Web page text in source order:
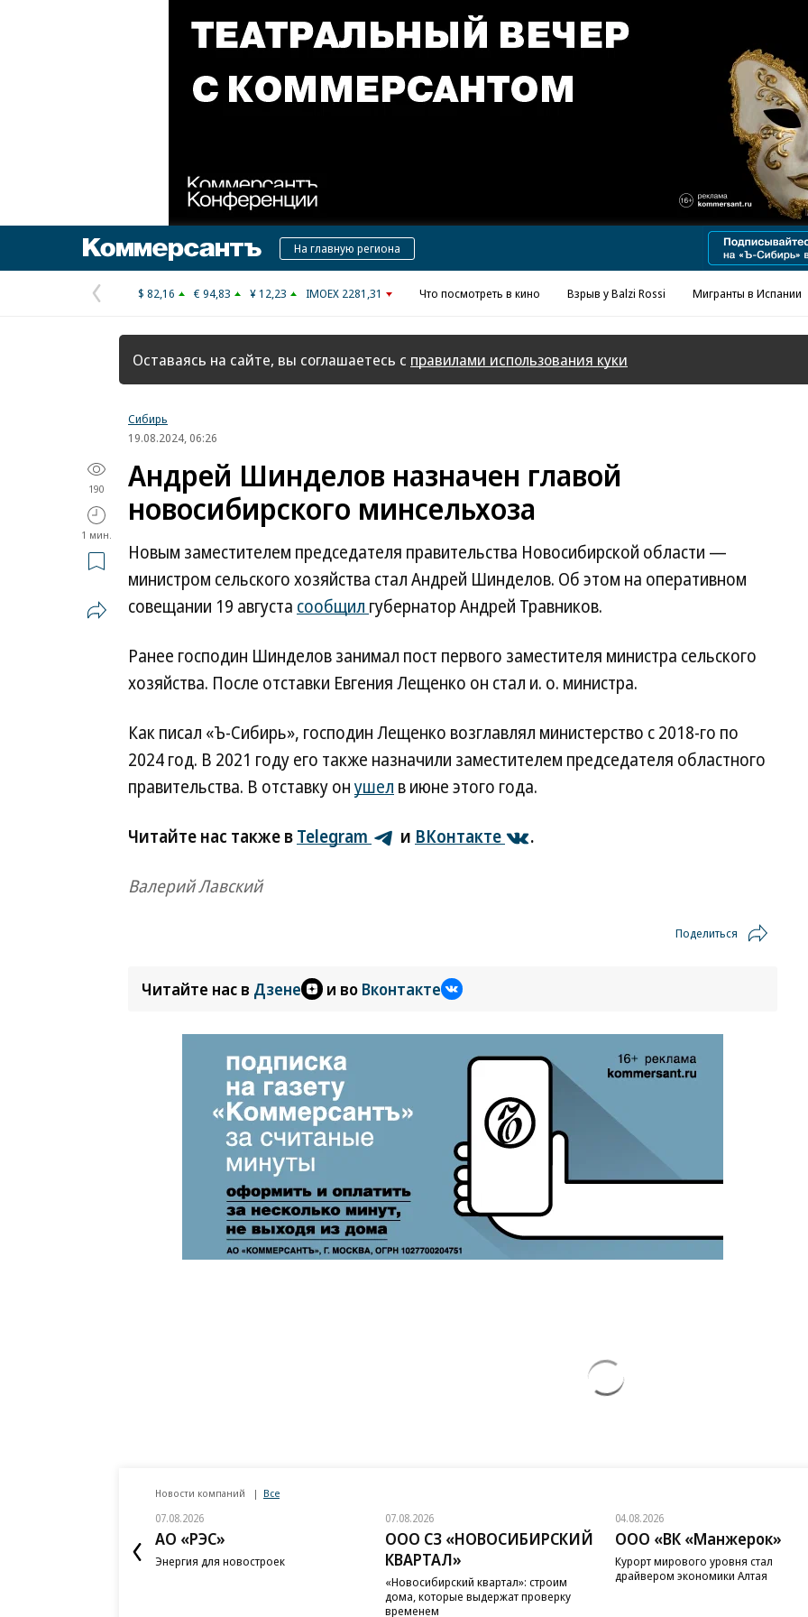
КоммерсантъНа главную региона
Предыдущая
страница
$ 82,16 € 94,83 ¥ 12,23 IMOEX 2281,31 Что посмотреть в кино Взрыв у Balzi Rossi Мигранты в Испании
Оставаясь на сайте, вы соглашаетесь с правилами использования куки
Сибирь
19.08.2024, 06:26
190
1 мин.
Андрей Шинделов назначен главой
новосибирского минсельхоза
Новым заместителем председателя правительства Новосибирской области —
министром сельского хозяйства стал Андрей Шинделов. Об этом на оперативном
совещании 19 августа сообщил губернатор Андрей Травников.
Ранее господин Шинделов занимал пост первого заместителя министра сельского
хозяйства. После отставки Евгения Лещенко он стал и. о. министра.
Как писал «Ъ-Сибирь», господин Лещенко возглавлял министерство с 2018-го по
2024 год. В 2021 году его также назначили заместителем председателя областного
правительства. В отставку онушел в июне этого года.
Читайте нас также вTelegram и ВКонтакте .
Валерий Лавский
Поделиться
Читайте нас в Дзене и во Вконтакте
Новости компаний Все
07.08.2026
АО «РЭС»
Энергия для новостроек
07.08.2026
ООО СЗ «НОВОСИБИРСКИЙ
КВАРТАЛ»
«Новосибирский квартал»: строим
дома, которые выдержат проверку
временем
04.08.2026
ООО «ВК «Манжерок»
Курорт мирового уровня стал
драйвером экономики Алтая